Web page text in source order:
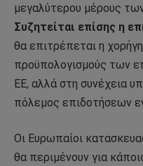
μεγαλύτερου μέρους
Συζητείται επίσης η
θα επιτρέπεται η
προϋπολογισμούς των
ΕΕ, αλλά στη συνέχεια
πόλεμος επιδοτήσεων
Οι Ευρωπαίοι
θα περιμένουν για